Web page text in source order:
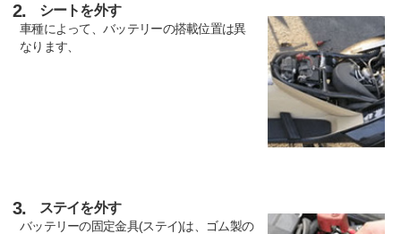
2. シートを外す
車種によって、バッテリーの搭載位置は異
なります、
3. ステイを外す
バッテリーの固定金具(ステイ)は、ゴム製の